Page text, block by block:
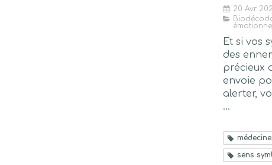
20 Avr
Et si vos
des
précieux
envoie
alerter,
...
sens